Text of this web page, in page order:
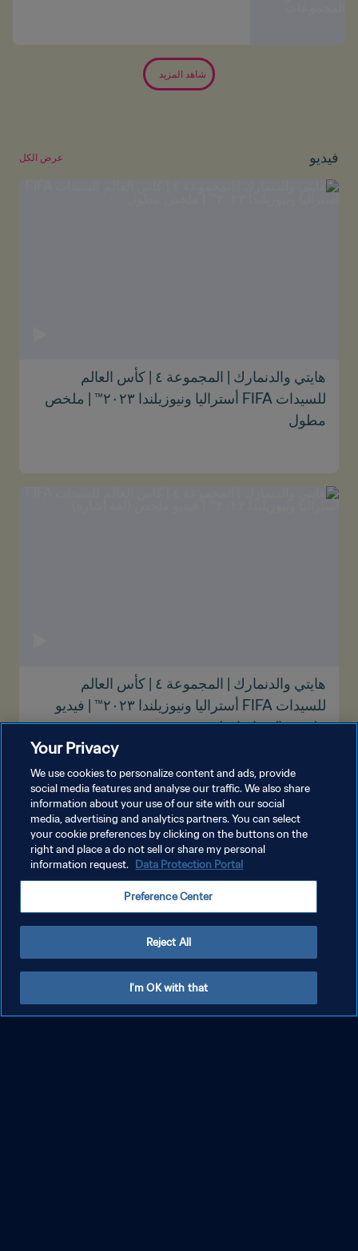
شاهد المزيد
فيديو عرض الكل
هايتي والدنمارك | المجموعة ٤ | كأس العالم
للسيدات FIFA أستراليا ونيوزيلندا ٢٠٢٣™ | ملخص
مطول
هايتي والدنمارك | المجموعة ٤ | كأس العالم
للسيدات FIFA أستراليا ونيوزيلندا ٢٠٢٣™ | فيديو
ملخص (لغة إشارة)
شاهد المزيد
Your Privacy
We use cookies to personalize content and ads, provide
social media features and analyse our traffic. We also share
information about your use of our site with our social
media, advertising and analytics partners. You can select
your cookie preferences by clicking on the buttons on the
right and place a do not sell or share my personal
information request. Data Protection Portal
Preference Center
Reject All
I'm OK with that